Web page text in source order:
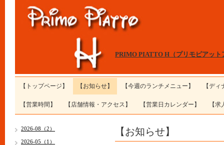
PRIMO PIATTO H（プリモピアット
【トップページ】 【お知らせ】 【今週のランチメニュー】 【デ
【営業時間】 【店舗情報・アクセス】 【営業日カレンダー】 【
【お知らせ】
2026-08（2）
2026-05（1）